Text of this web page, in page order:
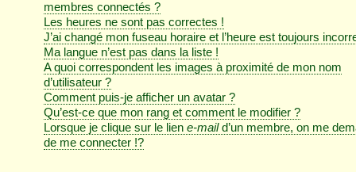
membres connectés ?
Les heures ne sont pas correctes !
J’ai changé mon fuseau horaire et l’heure est toujours
Ma langue n’est pas dans la liste !
A quoi correspondent les images à proximité de mon nom
d’utilisateur ?
Comment puis-je afficher un avatar ?
Qu’est-ce que mon rang et comment le modifier ?
Lorsque je clique sur le lien e-maild’un membre, on me
de me connecter !?